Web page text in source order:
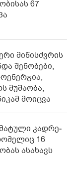
67
მიწისძვრის
შენობები,
მუშაობა,
მოიცვა
კად­რე­
16
ასახავს